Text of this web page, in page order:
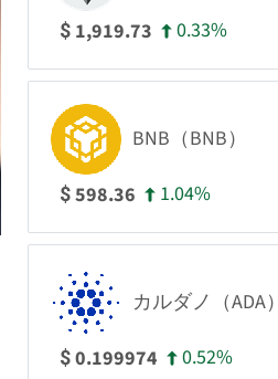
$ 1,919.73 0.33%
BNB（BNB）
$598.36 1.04%
カルダノ（ADA）
$0.199974 0.52%